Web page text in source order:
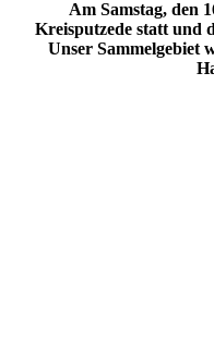
Am Samstag, den
Kreisputzede statt und
Unser Sammelgebiet